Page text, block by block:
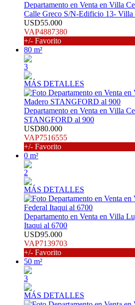
Departamento en Venta en Villa
Calle Greco S/N-Edificio 13- Villa
USD55.000
VAP4887380
+/- Favorito
80 m²
3
MÁS DETALLES
Departamento en Venta en Villa
STANGFORD al 900
USD80.000
VAP7516555
+/- Favorito
0 m²
2
MÁS DETALLES
Departamento en Venta en Villa
Itaqui al 6700
USD95.000
VAP7139703
+/- Favorito
50 m²
3
MÁS DETALLES